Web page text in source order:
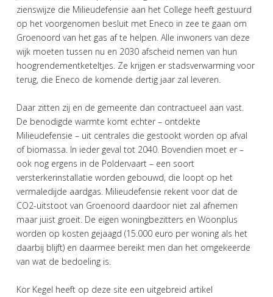
zienswijze die Milieudefensie aan het College heeft gestuurd
op het voorgenomen besluit met Eneco in zee te gaan om
Groenoord van het gas af te helpen. Alle inwoners van deze
wijk moeten tussen nu en 2030 afscheid nemen van hun
hoogrendementketeltjes. Ze krijgen er stadsverwarming voor
terug, die Eneco de komende dertig jaar zal leveren.
Daar zitten zij en de gemeente dan contractueel aan vast.
De benodigde warmte komt echter – ontdekte
Milieudefensie – uit centrales die gestookt worden op afval
of biomassa. In ieder geval tot 2040. Bovendien moet er –
ook nog ergens in de Poldervaart – een soort
versterkerinstallatie worden gebouwd, die loopt op het
vermaledijde aardgas. Milieudefensie rekent voor dat de
CO2-uitstoot van Groenoord daardoor niet zal afnemen
maar juist groeit. De eigen woningbezitters en Woonplus
worden op kosten gejaagd (15.000 euro per woning als het
daarbij blijft) en daarmee bereikt men dan het omgekeerde
van wat de bedoeling is.
Kor Kegel heeft op deze site een uitgebreid artikel